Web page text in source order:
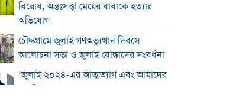
বিরোধ, অন্তঃসত্ত্বা মেয়ের বাবাকে হত্যার
অভিযোগ
চৌদ্দগ্রামে জুলাই গণঅভ্যুত্থান দিবসে
আলোচনা সভা ও জুলাই যোদ্ধাদের সংবর্ধনা
‘জুলাই ২০২৪-এর আত্মত্যাগ এবং আমাদের